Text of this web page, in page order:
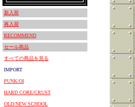
新入荷
再入荷
RECOMMEND
セール商品
すべての商品を見る
IMPORT
PUNK/OI
HARD CORE/CRUST
OLD/NEW SCHOOL